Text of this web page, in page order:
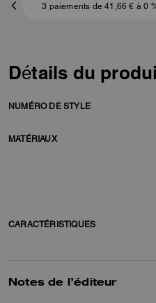
3 paiements de 41,66 € à 0
Détails du
NUMÉRO DE STYLE
MATÉRIAUX
CARACTÉRISTIQUES
Notes de l’éditeur